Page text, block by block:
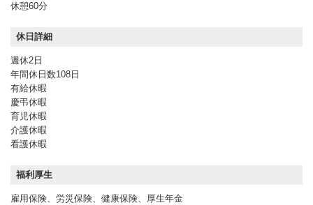
休憩60分
休日詳細
週休2日
年間休日数108日
有給休暇
慶弔休暇
育児休暇
介護休暇
看護休暇
福利厚生
雇用保険、労災保険、健康保険、厚生年金